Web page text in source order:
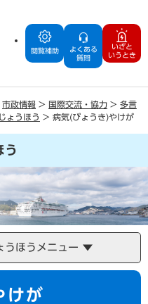
閲覧補助
よくある
質問
いざと
いうとき
市政情報 > 国際交流・協力 > 多言
ょうほう > 病気(びょうき)やけが
う
うほうメニュー
けが